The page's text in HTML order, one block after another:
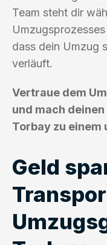
Team steht dir
dass dein Umzug
verläuft.
Vertraue dem
und mach
Torbay zu einem
Geld